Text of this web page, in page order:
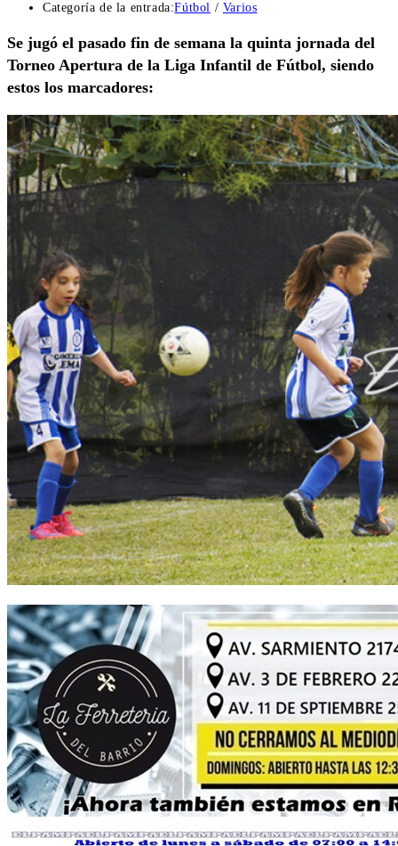
Categoría de la entrada:Fútbol / Varios
Se jugó el pasado fin de semana la quinta jornada del
Torneo Apertura de la Liga Infantil de Fútbol, siendo
estos los marcadores: